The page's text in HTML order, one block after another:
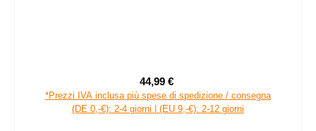
Prezzo di vendita:
44,99 €
*Prezzi IVA inclusa più spese di spedizione / consegna
(DE 0,-€): 2-4 giorni | (EU 9,-€): 2-12 giorni